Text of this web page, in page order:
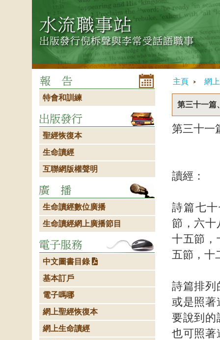
主頁 網
第三十一篇
第三十
讀經：
詩篇七
節，六十
十五節，
五節，十
詩篇排列
或是照著
要說到的
也可照著
特會和訓練
聖經恢復本
生命讀經
互聯網版權聲明
生命讀經數位廣播
生命讀經網上廣播節目
中文圖書目錄
基本訂戶
電子嗎哪
網上聖經恢復本
網上生命讀經